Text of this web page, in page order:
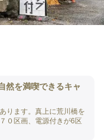
然を満喫できるキャ
ります。真上に荒川橋を
０区画、電源付きが6区